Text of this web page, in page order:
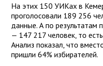
На этих 150 УИКах в
проголосовали 189 256
данные. А по результатам
— 147 217 человек, то
Анализ показал, что
пришли 64% избирателей.